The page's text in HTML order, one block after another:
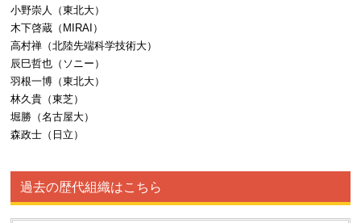
小野崇人（東北大）
木下啓蔵（MIRAI）
高村禅（北陸先端科学技術大）
辰巳哲也（ソニー）
羽根一博（東北大）
林久貴（東芝）
堀勝（名古屋大）
森政士（日立）
過去の歴代組織はこちら